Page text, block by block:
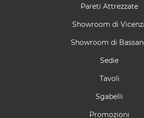
Pareti Attrezzate
Showroom di
Showroom di
Sedie
Tavoli
Sgabelli
Promozioni